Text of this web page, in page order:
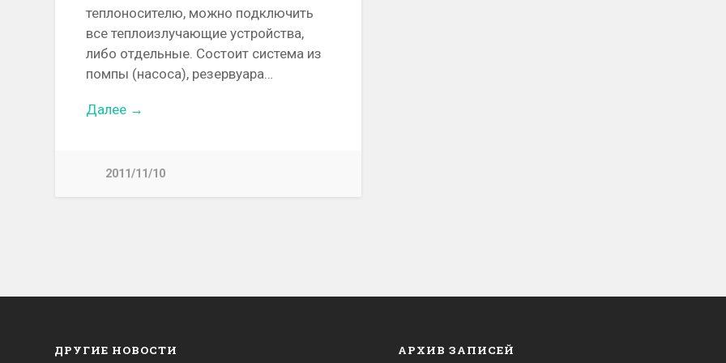
теплоносителю, можно подключить
все теплоизлучающие устройства,
либо отдельные. Состоит система из
помпы (насоса), резервуара…
Далее →
2011/11/10
ДРУГИЕ НОВОСТИ АРХИВ ЗАПИСЕЙ